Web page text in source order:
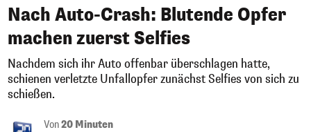
Nach Auto-Crash: Blutende Opfer
machen zuerst Selfies
Nachdem sich ihr Auto offenbar überschlagen hatte,
schienen verletzte Unfallopfer zunächst Selfies von sich zu
schießen.
Von20 Minuten